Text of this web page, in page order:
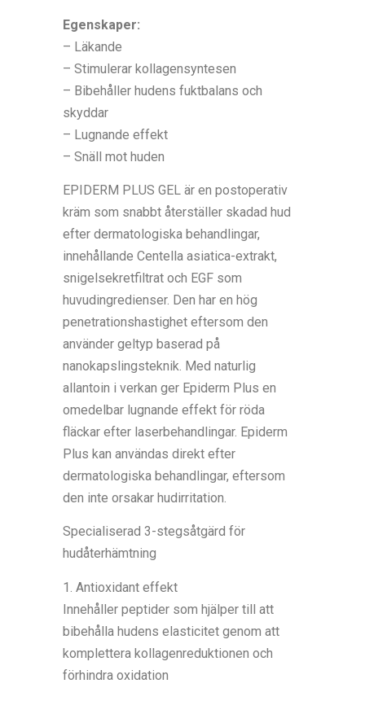
Egenskaper:
– Läkande
– Stimulerar kollagensyntesen
– Bibehåller hudens fuktbalans och
skyddar
– Lugnande effekt
– Snäll mot huden
EPIDERM PLUS GEL är en postoperativ
kräm som snabbt återställer skadad hud
efter dermatologiska behandlingar,
innehållande Centella asiatica-extrakt,
snigelsekretfiltrat och EGF som
huvudingredienser. Den har en hög
penetrationshastighet eftersom den
använder geltyp baserad på
nanokapslingsteknik. Med naturlig
allantoin i verkan ger Epiderm Plus en
omedelbar lugnande effekt för röda
fläckar efter laserbehandlingar. Epiderm
Plus kan användas direkt efter
dermatologiska behandlingar, eftersom
den inte orsakar hudirritation.
Specialiserad 3-stegsåtgärd för
hudåterhämtning
1. Antioxidant effekt
Innehåller peptider som hjälper till att
bibehålla hudens elasticitet genom att
komplettera kollagenreduktionen och
förhindra oxidation